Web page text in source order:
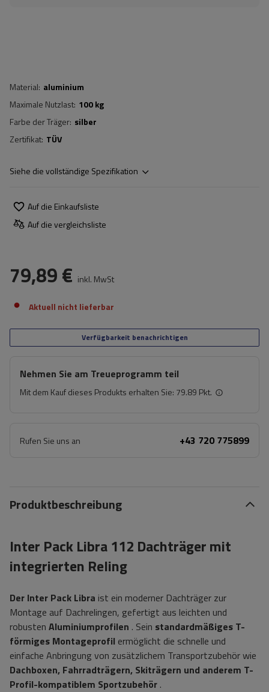
Material aluminium
Maximale Nutzlast 100 kg
Farbe der Träger silber
Zertifikat TÜV
Siehe die vollständige Spezifikation
Auf die Einkaufsliste
Auf die vergleichsliste
79,89 € inkl. MwSt
Aktuell nicht lieferbar
Verfügbarkeit benachrichtigen
Nehmen Sie am Treueprogramm teil
Mit dem Kauf dieses Produkts erhalten Sie: 79.89 Pkt.
Rufen Sie uns an +43 720 775899
Produktbeschreibung
Inter Pack Libra 112 Dachträger mit
integrierten Reling
Der Inter Pack Libra ist ein moderner Dachträger zur
Montage auf Dachrelingen, gefertigt aus leichten und
robusten Aluminiumprofilen . Sein standardmäßiges T-
förmiges Montageprofil ermöglicht die schnelle und
einfache Anbringung von zusätzlichem Transportzubehör wie
Dachboxen, Fahrradträgern, Skiträgern und anderem T-
Profil-kompatiblem Sportzubehör .